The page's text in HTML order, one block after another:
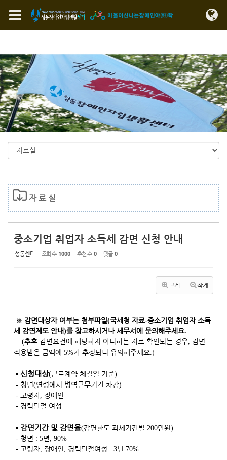
자 료 실
중소기업 취업자 소득세 감면 신청 안내
성동센터 조회 수 1000 추천 수 0 댓글 0
크게 작게
※ 감면대상자 여부는 첨부파일(국세청 자료-중소기업 취업자 소득
세 감면제도 안내)를 참고하시거나 세무서에 문의해주세요.
(추후 감면요건에 해당하지 아니하는 자로 확인되는 경우, 감면
적용받은 금액에 5%가 추징되니 유의해주세요 .)
▪ 신청대상(근로계약 체결일 기준)
- 청년(연령에서 병역근무기간 차감)
- 고령자, 장애인
- 경력단절 여성
▪ 감면기간 및 감면율(감면한도 과세기간별 200만원)
- 청년 : 5년 , 90%
- 고령자, 장애인 , 경력단절여성 : 3년 70%